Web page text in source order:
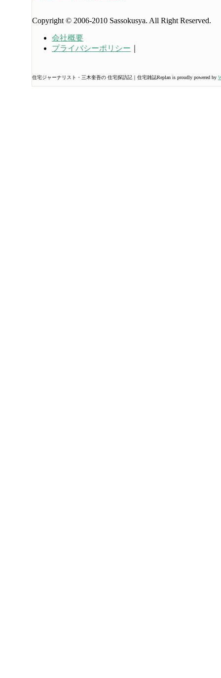
Copyright © 2006-2010 Sassokusya. All Right Reserved.
会社概要
プライバシーポリシー
住宅ジャーナリスト・三木奎吾の 住宅探訪記｜住宅雑誌Replan is proudly powered by